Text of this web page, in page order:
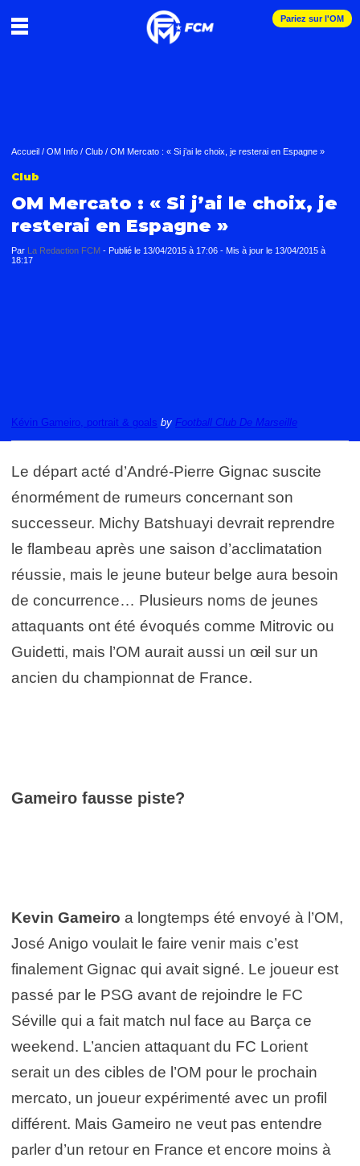
Pariez sur l'OM
Accueil / OM Info / Club / OM Mercato : « Si j’ai le choix, je resterai en Espagne »
Club
OM Mercato : « Si j’ai le choix, je
resterai en Espagne »
Par La Redaction FCM - Publié le 13/04/2015 à 17:06 - Mis à jour le 13/04/2015 à
18:17
Kévin Gameiro, portrait & goals by Football Club De Marseille
Le départ acté d’André-Pierre Gignac suscite
énormément de rumeurs concernant son
successeur. Michy Batshuayi devrait reprendre
le flambeau après une saison d’acclimatation
réussie, mais le jeune buteur belge aura besoin
de concurrence… Plusieurs noms de jeunes
attaquants ont été évoqués comme Mitrovic ou
Guidetti, mais l’OM aurait aussi un œil sur un
ancien du championnat de France.
Gameiro fausse piste?
Kevin Gameiro a longtemps été envoyé à l’OM,
José Anigo voulait le faire venir mais c’est
finalement Gignac qui avait signé. Le joueur est
passé par le PSG avant de rejoindre le FC
Séville qui a fait match nul face au Barça ce
weekend. L’ancien attaquant du FC Lorient
serait un des cibles de l’OM pour le prochain
mercato, un joueur expérimenté avec un profil
différent. Mais Gameiro ne veut pas entendre
parler d’un retour en France et encore moins à